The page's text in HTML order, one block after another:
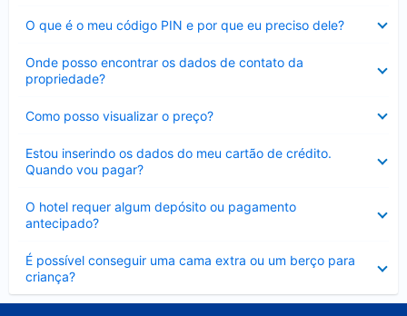
O que é o meu código PIN e por que eu preciso dele?
Onde posso encontrar os dados de contato da
propriedade?
Como posso visualizar o preço?
Estou inserindo os dados do meu cartão de crédito.
Quando vou pagar?
O hotel requer algum depósito ou pagamento
antecipado?
É possível conseguir uma cama extra ou um berço para
criança?
Contraído